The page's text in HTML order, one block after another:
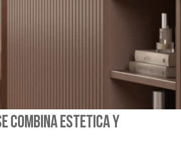
combina estética y